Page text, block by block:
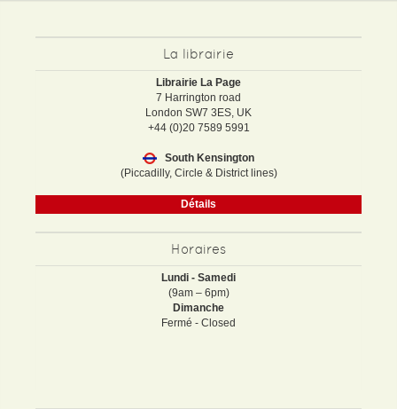
La librairie
Librairie La Page
7 Harrington road
London SW7 3ES, UK
+44 (0)20 7589 5991
South Kensington
(Piccadilly, Circle & District lines)
Détails
Horaires
Lundi - Samedi
(9am – 6pm)
Dimanche
Fermé - Closed